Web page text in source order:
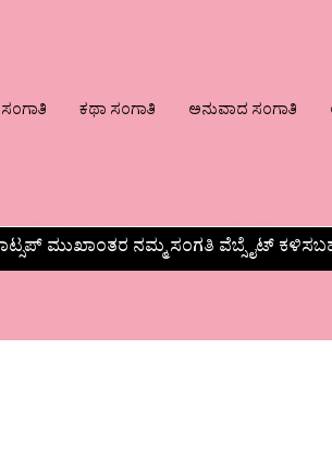
ಸಂಗಾತಿ ಕಥಾ ಸಂಗಾತಿ ಅನುವಾದ ಸಂಗಾತಿ
ಮುಖಾಂತರ ನಮ್ಮ ಸಂಗತಿ ವೆಬ್ಸೈಟ್